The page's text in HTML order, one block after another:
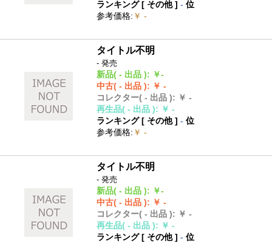
ランキング [ その他]- 位
参考価格: ￥ -
タイトル不明
- 発売
新品( - 出品 ): ￥-
中古( - 出品 ): ￥ -
コレクター( - 出品 ): ￥ -
再生品( - 出品 ): ￥ -
ランキング [ その他]- 位
参考価格: ￥ -
タイトル不明
- 発売
新品( - 出品 ): ￥-
中古( - 出品 ): ￥ -
コレクター( - 出品 ): ￥ -
再生品( - 出品 ): ￥ -
ランキング [ その他]- 位